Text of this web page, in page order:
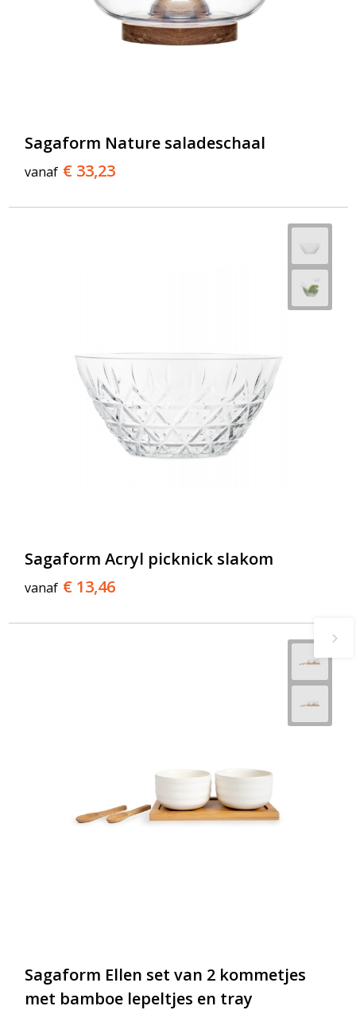
Sagaform Nature saladeschaal
vanaf € 33,23
Sagaform Acryl picknick slakom
vanaf € 13,46
Sagaform Ellen set van 2 kommetjes
met bamboe lepeltjes en tray